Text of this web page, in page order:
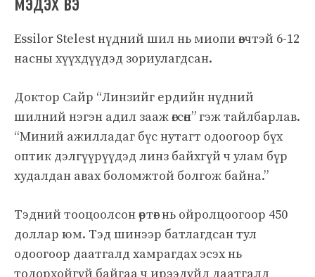
Essilor Stelest нүдний шил нь миопи өвчтэй 6-12
насны хүүхдүүдэд зориулагдсан.
Доктор Сайр “Линзийг ердийн нүдний
шилний нэгэн адил зааж өгсөн” гэж тайлбарлав.
“Миний ажилладаг бүс нутагт одоогоор бүх
оптик дэлгүүрүүдэд линз байхгүй ч улам бүр
худалдан авах боломжтой болгож байна.”
Тэдний тооцоолсон өртөг нь ойролцоогоор 450
доллар юм. Тэд шинээр батлагдсан тул
одоогоор даатгалд хамрагдах эсэх нь
тодорхойгүй байгаа ч ирээдүйд даатгалд